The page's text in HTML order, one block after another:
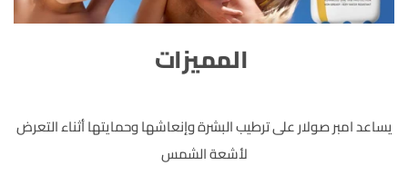
المميزات
يساعد امبر صولار على ترطيب البشرة وإنعاشها وحمايتها أثناء التعرض
لأشعة الشمس